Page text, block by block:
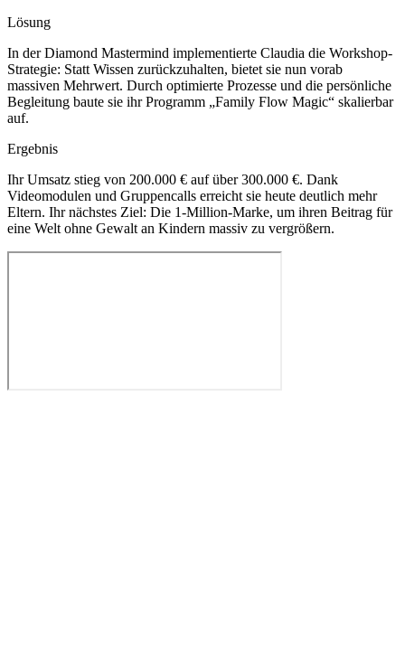
Lösung
In der Diamond Mastermind implementierte Claudia die Workshop-
Strategie: Statt Wissen zurückzuhalten, bietet sie nun vorab
massiven Mehrwert. Durch optimierte Prozesse und die persönliche
Begleitung baute sie ihr Programm „Family Flow Magic“ skalierbar
auf.
Ergebnis
Ihr Umsatz stieg von 200.000 € auf über 300.000 €. Dank
Videomodulen und Gruppencalls erreicht sie heute deutlich mehr
Eltern. Ihr nächstes Ziel: Die 1-Million-Marke, um ihren Beitrag für
eine Welt ohne Gewalt an Kindern massiv zu vergrößern.